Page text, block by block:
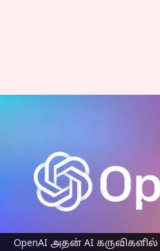
OpenAI அதன் AI கருவிகளில்
வெளியீடு
எழுதியவர் Venkatalakshmi V
செய்தி முன்னோட்டம்